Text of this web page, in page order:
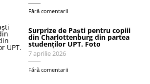
Fără comentarii
Surprize de Paști pentru copiii
din Charlottenburg din partea
studenților UPT. Foto
7 aprilie 2026
Fără comentarii